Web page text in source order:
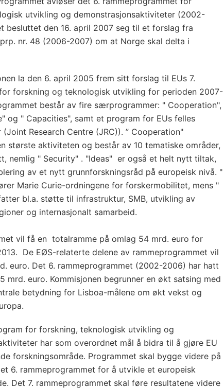
utvikling og demonstrasjonsaktiviteter (2002-
besluttet den 16. april 2007 seg til et forslag fra
nr. 48 (2006-2007) om at Norge skal delta i
la den 6. april 2005 frem sitt forslag til EUs 7.
forskning og teknologisk utvikling for perioden 2007-
består av fire særprogrammer: " Cooperation",
og " Capacities", samt et program for EUs felles
Research Centre (JRC)). ” Cooperation"
største aktiviteten og består av 10 tematiske områder,
nemlig " Security" . "Ideas" er også et helt nytt tiltak,
av et nytt grunnforskningsråd på europeisk nivå. "
Marie Curie-ordningene for forskermobilitet, mens "
bl.a. støtte til infrastruktur, SMB, utvikling av
og internasjonalt samarbeid.
vil få en totalramme på omlag 54 mrd. euro for
De EØS-relaterte delene av rammeprogrammet vil
euro. Det 6. rammeprogrammet (2002-2006) har hatt
mrd. euro. Kommisjonen begrunner en økt satsing med
betydning for Lisboa-målene om økt vekst og
for forskning, teknologisk utvikling og
har som overordnet mål å bidra til å gjøre EU
forskningsområde. Programmet skal bygge videre på
6. rammeprogrammet for å utvikle et europeisk
Det 7. rammeprogrammet skal føre resultatene videre